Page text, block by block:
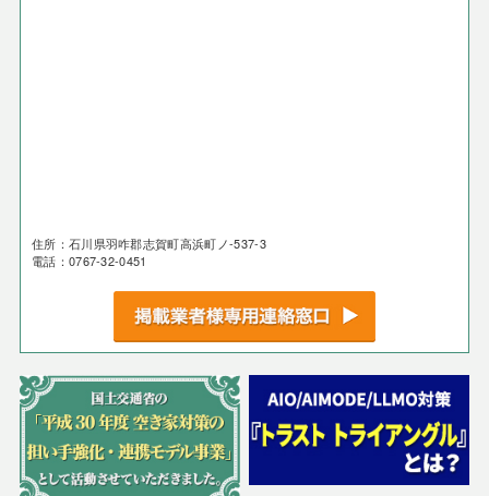
住所：石川県羽咋郡志賀町高浜町ノ-537-3
電話：0767-32-0451